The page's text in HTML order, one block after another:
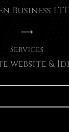
Business
Services
website &